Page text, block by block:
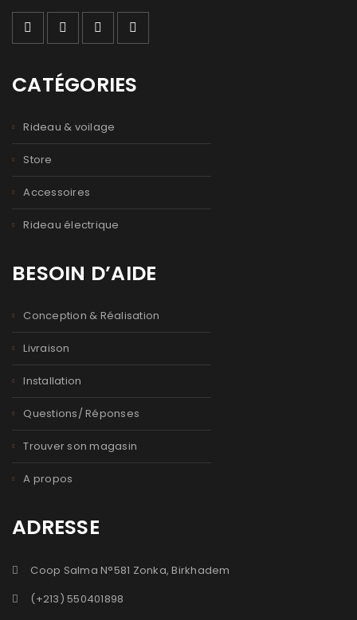
CATÉGORIES
Rideau & voilage
Store
Accessoires
Rideau électrique
BESOIN D’AIDE
Conception & Réalisation
Livraison
Installation
Questions/ Réponses
Trouver son magasin
A propos
ADRESSE
Coop Salma N°581 Zonka, Birkhadem
(+213) 550401898